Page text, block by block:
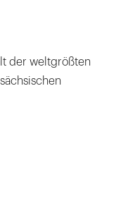
der weltgrößten